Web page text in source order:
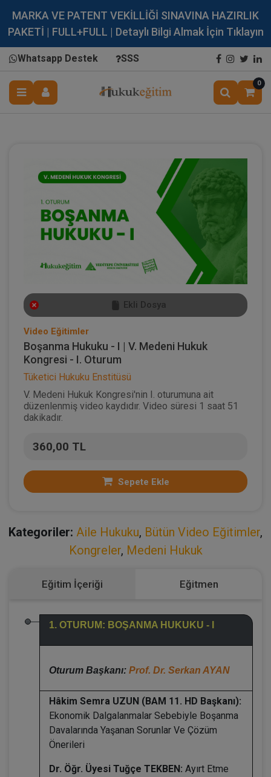
MARKA VE PATENT VEKİLLİĞİ SINAVINA HAZIRLIK
PAKETİ | FULL+FULL | Detaylı Bilgi Almak İçin Tıklayın
Whatsapp Destek SSS
0
Ekli Dosya
Video Eğitimler
Boşanma Hukuku - I | V. Medeni Hukuk
Kongresi - I. Oturum
Tüketici Hukuku Enstitüsü
V. Medeni Hukuk Kongresi'nin I. oturumuna ait
düzenlenmiş video kaydıdır. Video süresi 1 saat 51
dakikadır.
360,00 TL
Sepete Ekle
Kategoriler: Aile Hukuku, Bütün Video Eğitimler,
Kongreler, Medeni Hukuk
Eğitim İçeriği Eğitmen
1. OTURUM: BOŞANMA HUKUKU - I
Oturum Başkanı: Prof. Dr. Serkan AYAN
Hâkim Semra UZUN (BAM 11. HD Başkanı):
Ekonomik Dalgalanmalar Sebebiyle Boşanma
Davalarında Yaşanan Sorunlar Ve Çözüm
Önerileri
Dr. Öğr. Üyesi Tuğçe TEKBEN: Ayırt Etme